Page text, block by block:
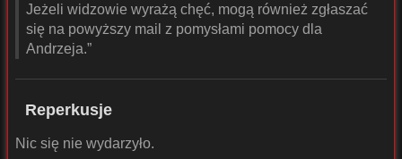
Jeżeli widzowie wyrażą chęć, mogą również zgłaszać
się na powyższy mail z pomysłami pomocy dla
Andrzeja.”
Reperkusje
Nic się nie wydarzyło.